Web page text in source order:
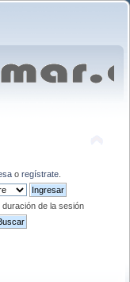
o regístrate.
de la sesión